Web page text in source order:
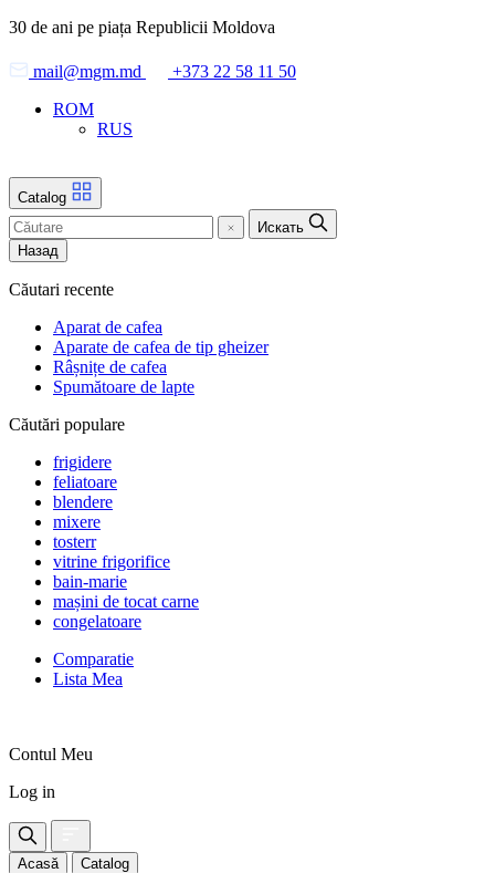
Skip
the
content
30 de ani pe piața Republicii Moldova
mail@mgm.md
+373 22 58 11 50
ROM
RUS
Catalog
Искать
Назад
Căutari recente
Aparat de cafea
Aparate de cafea de tip gheizer
Râșnițe de cafea
Spumătoare de lapte
Căutări populare
frigidere
feliatoare
blendere
mixere
tosterr
vitrine frigorifice
bain-marie
mașini de tocat carne
congelatoare
Comparatie
Lista Mea
Contul Meu
Log in
Acasă Catalog